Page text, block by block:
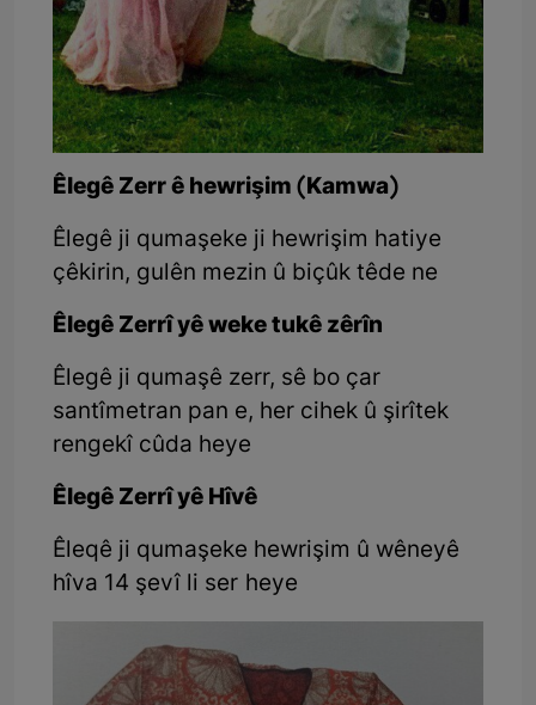
Êlegê Zerr ê hewrişim (Kamwa)
Êlegê ji qumaşeke ji hewrişim hatiye
çêkirin, gulên mezin û biçûk têde ne
Êlegê Zerrî yê weke tukê zêrîn
Êlegê ji qumaşê zerr, sê bo çar
santîmetran pan e, her cihek û şirîtek
rengekî cûda heye
Êlegê Zerrî yê Hîvê
Êleqê ji qumaşeke hewrişim û wêneyê
hîva 14 şevî li ser heye